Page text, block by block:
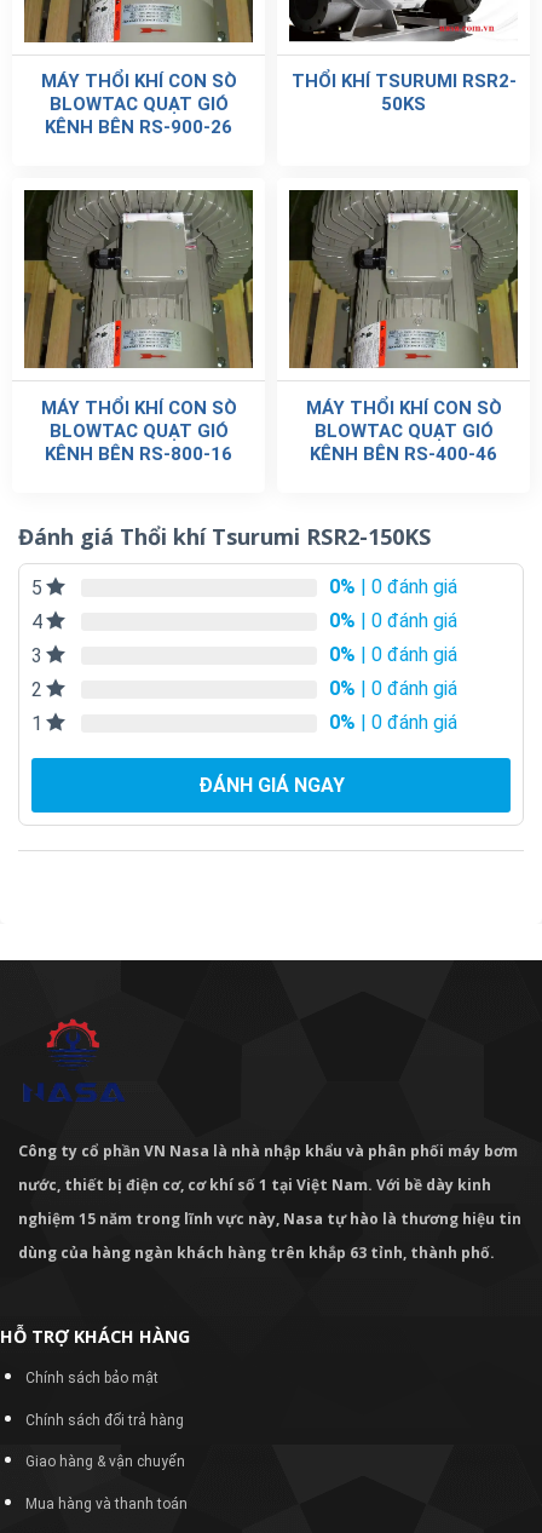
MÁY THỔI KHÍ CON SÒ
BLOWTAC QUẠT GIÓ
KÊNH BÊN RS-900-26
THỔI KHÍ TSURUMI RSR2-
50KS
MÁY THỔI KHÍ CON SÒ
BLOWTAC QUẠT GIÓ
KÊNH BÊN RS-800-16
MÁY THỔI KHÍ CON SÒ
BLOWTAC QUẠT GIÓ
KÊNH BÊN RS-400-46
Đánh giá Thổi khí Tsurumi RSR2-150KS
5 0% | 0 đánh giá
4
0% | 0 đánh giá
3
0% | 0 đánh giá
2
0% | 0 đánh giá
1
0% | 0 đánh giá
ĐÁNH GIÁ NGAY
Công ty cổ phần VN Nasa là nhà nhập khẩu và phân phối máy bơm
nước, thiết bị điện cơ, cơ khí số 1 tại Việt Nam. Với bề dày kinh
nghiệm 15 năm trong lĩnh vực này, Nasa tự hào là thương hiệu tin
dùng của hàng ngàn khách hàng trên khắp 63 tỉnh, thành phố.
HỖ TRỢ KHÁCH HÀNG
Chính sách bảo mật
Chính sách đổi trả hàng
Giao hàng & vận chuyển
Mua hàng và thanh toán